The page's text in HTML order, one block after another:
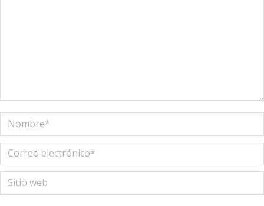
Nombre *
Correo electrónico *
Sitio web